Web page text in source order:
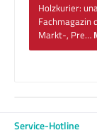
Holzkurier:
Fachmagazin
Markt-, Pre…
Service-Hotline